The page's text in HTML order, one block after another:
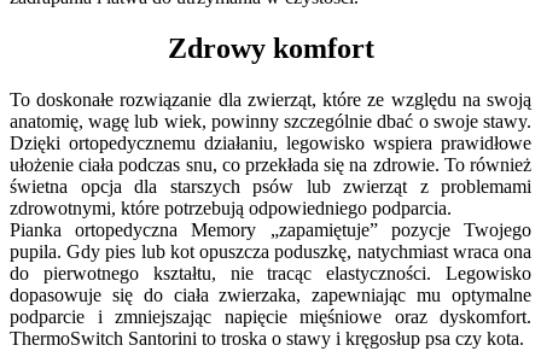
Zdrowy komfort
To doskonałe rozwiązanie dla zwierząt, które ze względu na swoją
anatomię, wagę lub wiek, powinny szczególnie dbać o swoje stawy.
Dzięki ortopedycznemu działaniu, legowisko wspiera prawidłowe
ułożenie ciała podczas snu, co przekłada się na zdrowie. To również
świetna opcja dla starszych psów lub zwierząt z problemami
zdrowotnymi, które potrzebują odpowiedniego podparcia.
Pianka ortopedyczna Memory „zapamiętuje” pozycje Twojego
pupila. Gdy pies lub kot opuszcza poduszkę, natychmiast wraca ona
do pierwotnego kształtu, nie tracąc elastyczności. Legowisko
dopasowuje się do ciała zwierzaka, zapewniając mu optymalne
podparcie i zmniejszając napięcie mięśniowe oraz dyskomfort.
ThermoSwitch Santorini to troska o stawy i kręgosłup psa czy kota.